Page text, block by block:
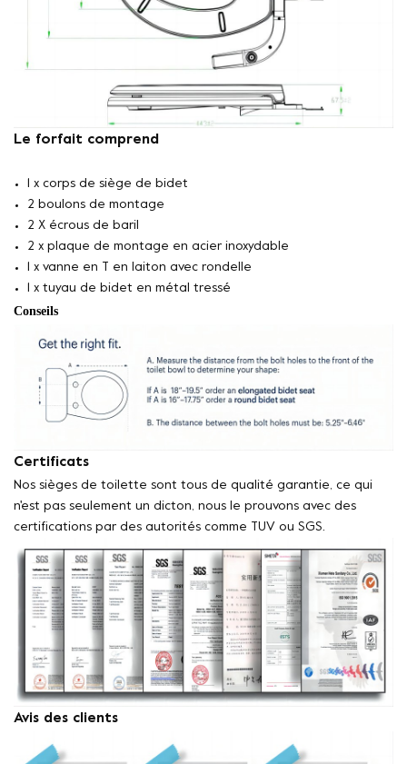
Le forfait comprend
1 x corps de siège de bidet
2 boulons de montage
2 X écrous de baril
2 x plaque de montage en acier inoxydable
1 x vanne en T en laiton avec rondelle
1 x tuyau de bidet en métal tressé
Conseils
Certificats
Nos sièges de toilette sont tous de qualité garantie, ce qui
n'est pas seulement un dicton, nous le prouvons avec des
certifications par des autorités comme TUV ou SGS.
Avis des clients